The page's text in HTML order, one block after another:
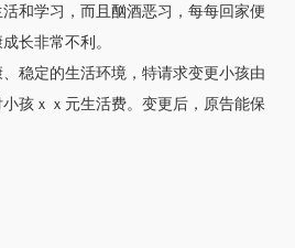
和学习，而且酗酒恶习，每每回家便
长非常不利。
稳定的生活环境，特请求变更小孩由
孩ｘｘ元生活费。变更后，原告能保